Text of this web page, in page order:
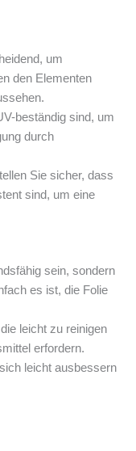
um
den Elementen
beständig sind, um
durch
Sie sicher, dass
sind, um eine
sein, sondern
es ist, die Folie
leicht zu reinigen
erfordern.
leicht ausbessern